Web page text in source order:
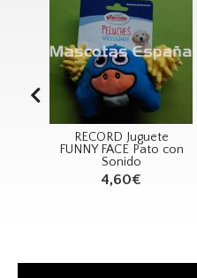
RECORD Juguete
FUNNY FACE Pato con
Sonido
4,60€